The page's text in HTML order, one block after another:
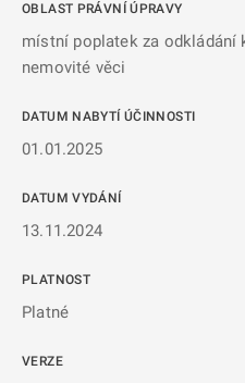
OBLAST PRÁVNÍ ÚPRAVY
místní poplatek za odkládání
nemovité věci
DATUM NABYTÍ ÚČINNOSTI
01.01.2025
DATUM VYDÁNÍ
13.11.2024
PLATNOST
Platné
VERZE